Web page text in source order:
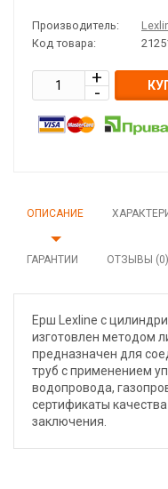
Производитель:
Код товара:
ОПИСАНИЕ
ГАРАНТИИ ОТЗЫВЫ (0)
Ерш Lexline с
изготовлен методом
предназначен для
труб с применением
водопровода,
сертификаты
заключения.